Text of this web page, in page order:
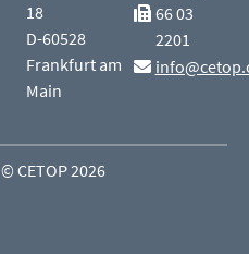
18
D-60528
Frankfurt am
Main
66 03
2201
© CETOP 2026